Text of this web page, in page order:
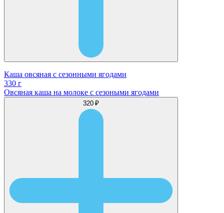
Каша овсяная с сезонными ягодами
330 г
Овсяная каша на молоке с сезоными ягодами
320 ₽